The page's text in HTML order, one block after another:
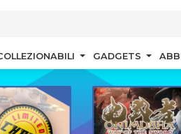
GADGETS